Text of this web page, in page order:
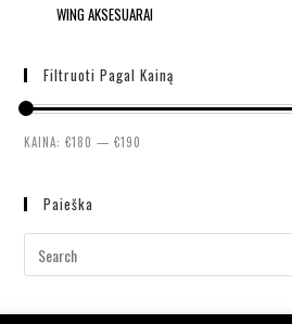
WING AKSESUARAI
Filtruoti Pagal Kainą
KAINA:€180 —€190
Paieška